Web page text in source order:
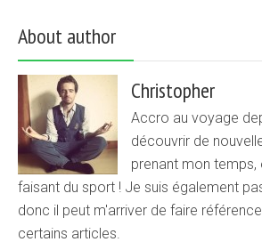
About author
Christopher
Accro au voyage
découvrir de
prenant mon temps,
faisant du sport ! Je suis également
donc il peut m'arriver de faire
certains articles.